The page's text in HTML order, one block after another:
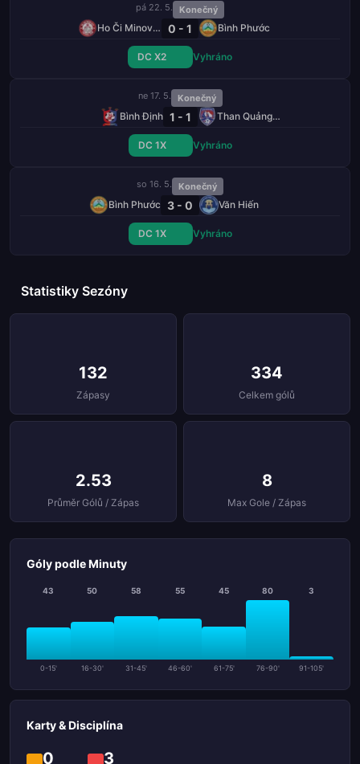
pá 22. 5. Konečný
Ho Či Minovo Město 0 - 1 Bình Phước
DC X2 Vyhráno
ne 17. 5. Konečný
Bình Định 1 - 1 Than Quảng Ninh
DC 1X Vyhráno
so 16. 5. Konečný
Bình Phước 3 - 0 Văn Hiến
DC 1X Vyhráno
Statistiky Sezóny
132
Zápasy
334
Celkem gólů
2.53
Průměr Gólů / Zápas
8
Max Gole / Zápas
Góly podle Minuty
43
0-15'
50
16-30'
58
31-45'
55
46-60'
45
61-75'
80
76-90'
3
91-105'
Karty & Disciplína
0 3